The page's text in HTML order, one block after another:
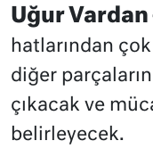
Uğur Vardan
hatlarından
diğer
çıkacak ve
belirleyecek.